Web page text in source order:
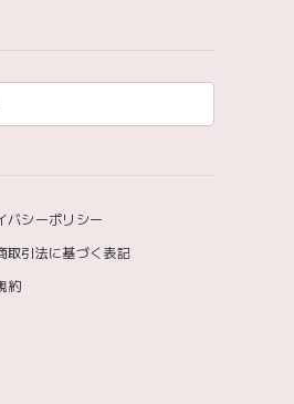
バシーポリシー
取引法に基づく表記
約